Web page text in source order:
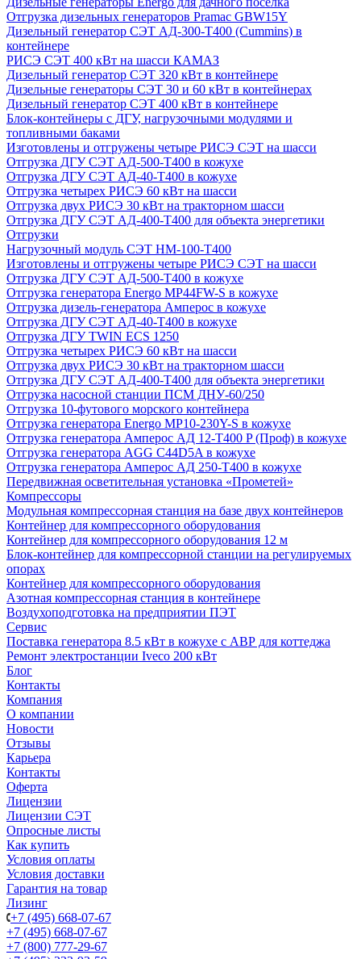
Отгрузка дизельных генераторов Pramac GВW15Y
Дизельный генератор СЭТ АД-300-Т400 (Cummins) в
контейнере
РИСЭ СЭТ 400 кВт на шасси КАМАЗ
Дизельный генератор СЭТ 320 кВт в контейнере
Дизельные генераторы СЭТ 30 и 60 кВт в контейнерах
Дизельный генератор СЭТ 400 кВт в контейнере
Блок-контейнеры с ДГУ, нагрузочными модулями и
топливными баками
Изготовлены и отгружены четыре РИСЭ СЭТ на шасси
Отгрузка ДГУ СЭТ АД-500-Т400 в кожухе
Отгрузка ДГУ СЭТ АД-40-Т400 в кожухе
Отгрузка четырех РИСЭ 60 кВт на шасси
Отгрузка двух РИСЭ 30 кВт на тракторном шасси
Отгрузка ДГУ СЭТ АД-400-Т400 для объекта энергетики
Отгрузки
Нагрузочный модуль СЭТ НМ-100-Т400
Изготовлены и отгружены четыре РИСЭ СЭТ на шасси
Отгрузка ДГУ СЭТ АД-500-Т400 в кожухе
Отгрузка генератора Energo MP44FW-S в кожухе
Отгрузка дизель-генератора Амперос в кожухе
Отгрузка ДГУ СЭТ АД-40-Т400 в кожухе
Отгрузка ДГУ TWIN ECS 1250
Отгрузка четырех РИСЭ 60 кВт на шасси
Отгрузка двух РИСЭ 30 кВт на тракторном шасси
Отгрузка ДГУ СЭТ АД-400-Т400 для объекта энергетики
Отгрузка насосной станции ПСМ ДНУ-60/250
Отгрузка 10-футового морского контейнера
Отгрузка генератора Energo MP10-230Y-S в кожухе
Отгрузка генератора Амперос АД 12-Т400 P (Проф) в кожухе
Отгрузка генератора AGG C44D5A в кожухе
Отгрузка генератора Амперос АД 250-Т400 в кожухе
Передвижная осветительная установка «Прометей»
Компрессоры
Модульная компрессорная станция на базе двух контейнеров
Контейнер для компрессорного оборудования
Контейнер для компрессорного оборудования 12 м
Блок-контейнер для компрессорной станции на регулируемых
опорах
Контейнер для компрессорного оборудования
Азотная компрессорная станция в контейнере
Воздухоподготовка на предприятии ПЭТ
Сервис
Поставка генератора 8.5 кВт в кожухе с АВР для коттеджа
Ремонт электростанции Iveco 200 кВт
Блог
Контакты
Компания
О компании
Новости
Отзывы
Карьера
Контакты
Оферта
Лицензии
Лицензии СЭТ
Опросные листы
Как купить
Условия оплаты
Условия доставки
Гарантия на товар
Лизинг
+7 (495) 668-07-67
+7 (495) 668-07-67
+7 (800) 777-29-67